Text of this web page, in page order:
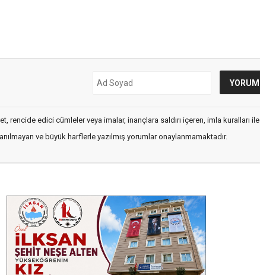
rencide edici cümleler veya imalar, inançlara saldırı içeren, imla kuralları ile
ve büyük harflerle yazılmış yorumlar onaylanmamaktadır.